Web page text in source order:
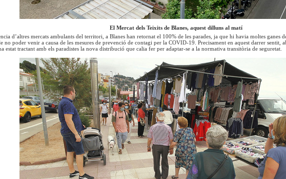
El Mercat dels Teixits de Blanes, aquest dilluns al matí
d’altres mercats ambulants del territori, a Blanes han retornat el 100% de les parades, ja que hi havia moltes ganes
no poder venir a causa de les mesures de prevenció de contagi per la COVID-19. Precisament en aquest darrer sentit,
estat tractant amb els paradistes la nova distribució que calia fer per adaptar-se a la normativa transitòria de seguretat.